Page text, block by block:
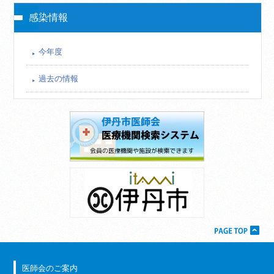
感染情報
今年度
過去の情報
医師会のご案内